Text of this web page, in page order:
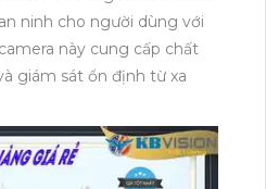
ninh cho người dùng với
giám sát ổn định từ xa